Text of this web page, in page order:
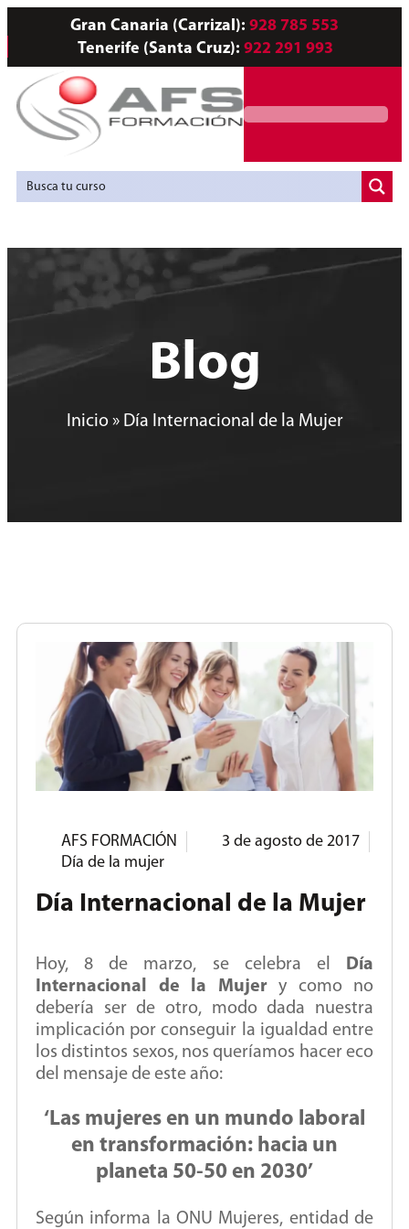
Gran Canaria (Carrizal): 928 785 553
Tenerife (Santa Cruz): 922 291 993
Blog
Inicio» Día Internacional de la Mujer
AFS FORMACIÓN
3 de agosto de 2017
Día de la mujer
Día Internacional de la Mujer
Hoy, 8 de marzo, se celebra el
Día
Internacional de la Mujery como no
debería ser de otro, modo dada nuestra
implicación por conseguir la igualdad entre
los distintos sexos, nos queríamos hacer eco
del mensaje de este año:
‘Las mujeres en un mundo laboral
en transformación: hacia un
planeta 50-50 en 2030’
Según informa la ONU Mujeres, entidad de